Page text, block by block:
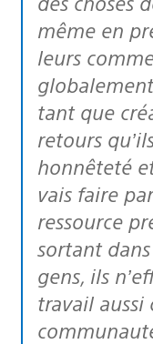
même en
leurs
tant que
retours
honnêteté
vais faire
ressource
sortant
gens, ils
travail aussi